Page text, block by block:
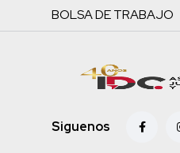
BOLSA DE TRABAJO
Siguenos